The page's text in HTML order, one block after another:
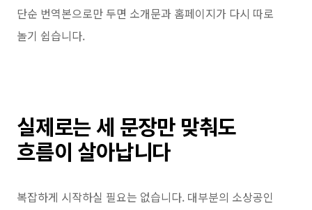
단순 번역본으로만 두면 소개문과 홈페이지가 다시 따로
놀기 쉽습니다.
실제로는 세 문장만 맞춰도
흐름이 살아납니다
복잡하게 시작하실 필요는 없습니다. 대부분의 소상공인